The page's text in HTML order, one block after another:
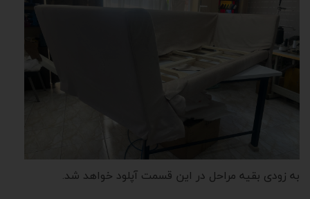
به زودی بقیه مراحل در این قسمت آپلود خواهد شد.